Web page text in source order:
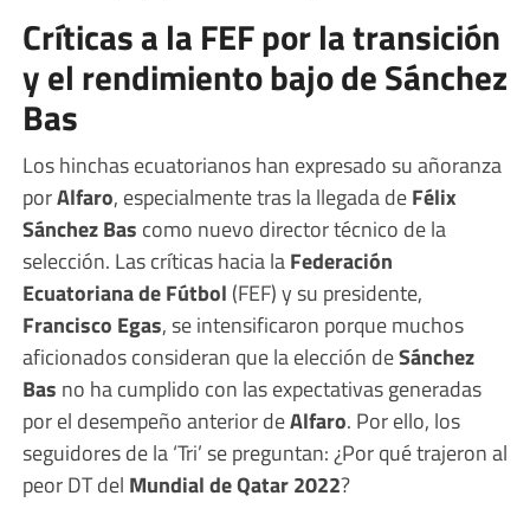
Críticas a la FEF por la transición
y el rendimiento bajo de Sánchez
Bas
Los hinchas ecuatorianos han expresado su añoranza
porAlfaro, especialmente tras la llegada deFélix
Sánchez Bas como nuevo director técnico de la
selección. Las críticas hacia laFederación
Ecuatoriana de Fútbol (FEF) y su presidente,
Francisco Egas, se intensificaron porque muchos
aficionados consideran que la elección deSánchez
Bas no ha cumplido con las expectativas generadas
por el desempeño anterior deAlfaro. Por ello, los
seguidores de la ‘Tri’ se preguntan: ¿Por qué trajeron al
peor DT del Mundial de Qatar 2022?